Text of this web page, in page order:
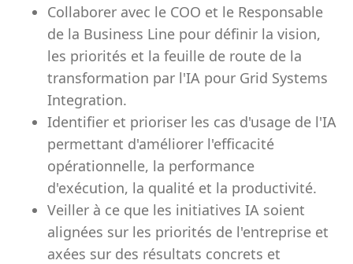
Collaborer avec le COO et le Responsable
de la Business Line pour définir la vision,
les priorités et la feuille de route de la
transformation par l'IA pour Grid Systems
Integration.
Identifier et prioriser les cas d'usage de l'IA
permettant d'améliorer l'efficacité
opérationnelle, la performance
d'exécution, la qualité et la productivité.
Veiller à ce que les initiatives IA soient
alignées sur les priorités de l'entreprise et
axées sur des résultats concrets et